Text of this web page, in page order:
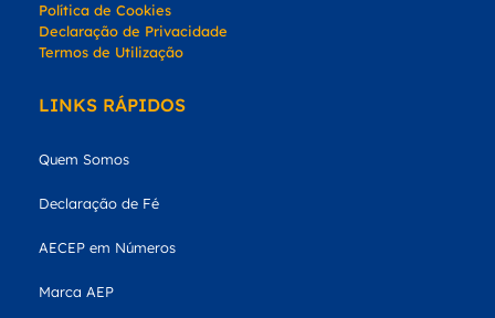
Política de Cookies
Declaração de Privacidade
Termos de Utilização
LINKS RÁPIDOS
Quem Somos
Declaração de Fé
AECEP em Números
Marca AEP